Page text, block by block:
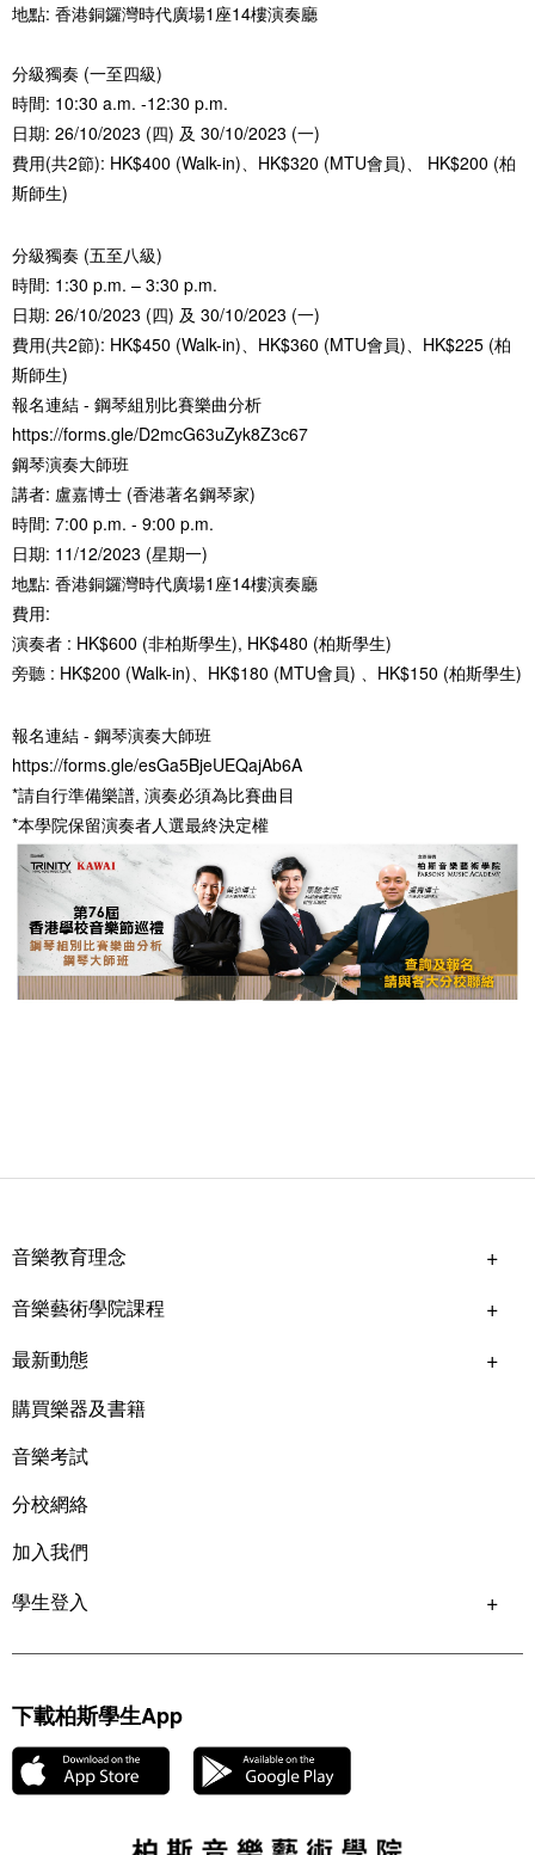
地點: 香港銅鑼灣時代廣場1座14樓演奏廳
分級獨奏 (一至四級)
時間: 10:30 a.m. -12:30 p.m.
日期: 26/10/2023 (四) 及 30/10/2023 (一)
費用(共2節): HK$400 (Walk-in)、HK$320 (MTU會員)、 HK$200 (柏
斯師生)
分級獨奏 (五至八級)
時間: 1:30 p.m. – 3:30 p.m.
日期: 26/10/2023 (四) 及 30/10/2023 (一)
費用(共2節): HK$450 (Walk-in)、HK$360 (MTU會員)、HK$225 (柏
斯師生)
報名連結 - 鋼琴組別比賽樂曲分析
https://forms.gle/D2mcG63uZyk8Z3c67
鋼琴演奏大師班
講者: 盧嘉博士 (香港著名鋼琴家)
時間: 7:00 p.m. - 9:00 p.m.
日期: 11/12/2023 (星期一)
地點: 香港銅鑼灣時代廣場1座14樓演奏廳
費用:
演奏者 : HK$600 (非柏斯學生), HK$480 (柏斯學生)
旁聽 : HK$200 (Walk-in)、HK$180 (MTU會員) 、HK$150 (柏斯學生)
報名連結 - 鋼琴演奏大師班
https://forms.gle/esGa5BjeUEQajAb6A
*請自行準備樂譜, 演奏必須為比賽曲目
*本學院保留演奏者人選最終決定權
音樂教育理念
音樂藝術學院課程
最新動態
購買樂器及書籍
音樂考試
分校網絡
加入我們
學生登入
下載柏斯學生App
English
繁体中文
简体中文
华北区
华南区
华中区